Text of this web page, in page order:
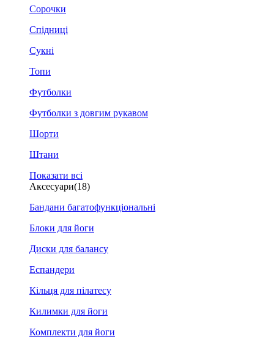
Сорочки
Спідниці
Сукні
Топи
Футболки
Футболки з довгим рукавом
Шорти
Штани
Показати всі
Аксесуари(18)
Бандани багатофункціональні
Блоки для йоги
Диски для балансу
Еспандери
Кільця для пілатесу
Килимки для йоги
Комплекти для йоги